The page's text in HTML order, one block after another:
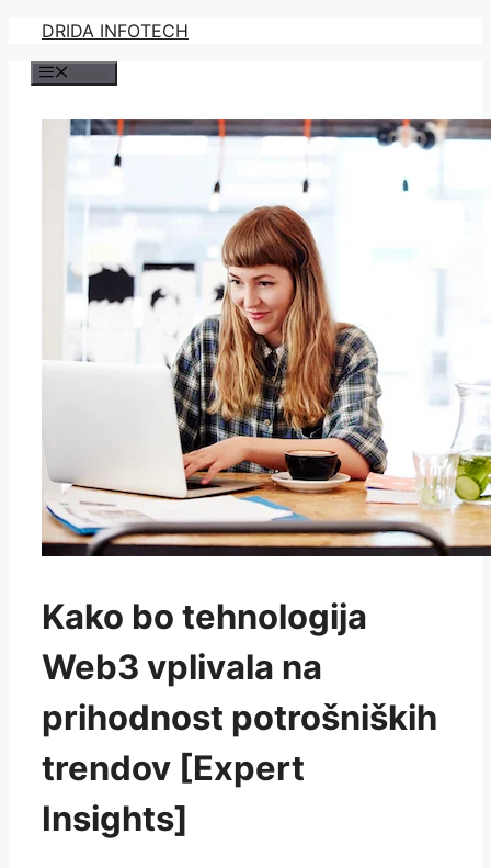
Skip
content
DRIDA INFOTECH
Kako bo tehnologija
Web3 vplivala na
prihodnost potrošniških
trendov [Expert
Insights]